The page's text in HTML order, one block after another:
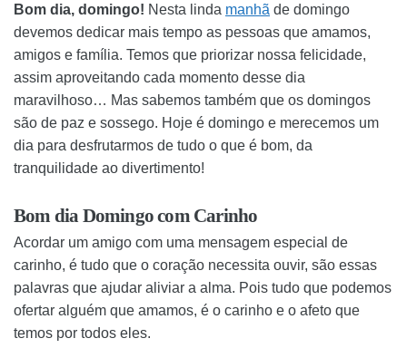
Bom dia, domingo! Nesta linda manhã de domingo
devemos dedicar mais tempo as pessoas que amamos,
amigos e família. Temos que priorizar nossa felicidade,
assim aproveitando cada momento desse dia
maravilhoso… Mas sabemos também que os domingos
são de paz e sossego. Hoje é domingo e merecemos um
dia para desfrutarmos de tudo o que é bom, da
tranquilidade ao divertimento!
Bom dia Domingo com Carinho
Acordar um amigo com uma mensagem especial de
carinho, é tudo que o coração necessita ouvir, são essas
palavras que ajudar aliviar a alma. Pois tudo que podemos
ofertar alguém que amamos, é o carinho e o afeto que
temos por todos eles.